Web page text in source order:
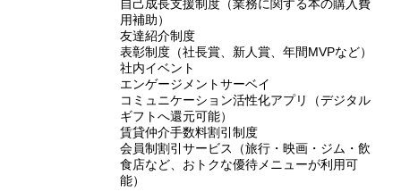
自己成長支援制度（業務に関する本の購入費
用補助）
友達紹介制度
表彰制度（社長賞、新人賞、年間MVPなど）
社内イベント
エンゲージメントサーベイ
コミュニケーション活性化アプリ（デジタル
ギフトへ還元可能）
賃貸仲介手数料割引制度
会員制割引サービス（旅行・映画・ジム・飲
食店など、おトクな優待メニューが利用可
能）